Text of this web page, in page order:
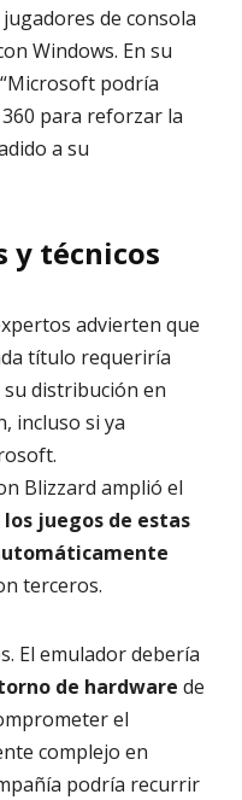
de consola
Windows. En su
podría
para reforzar la
a su
y técnicos
advierten que
título requeriría
su distribución en
incluso si ya
Blizzard amplió el
juegos de estas
terceros.
El emulador debería
de hardware de
el
complejo en
podría recurrir